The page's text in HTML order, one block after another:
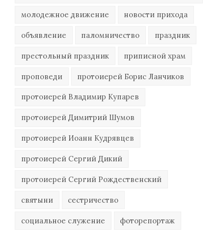
молодежное движение новости прихода
объявление паломничество праздник
престольный праздник приписной храм
проповеди протоиерей Борис Ланчиков
протоиерей Владимир Купарев
протоиерей Димитрий Шумов
протоиерей Иоанн Кудрявцев
протоиерей Сергий Дикий
протоиерей Сергий Рождественский
святыни сестричество
социальное служение фоторепортаж